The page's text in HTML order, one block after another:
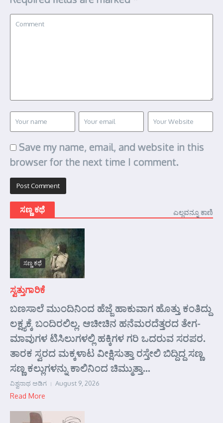
Save my name, email, and website in this
browser for the next time I comment.
ಸಣ್ಣ ಕಥೆ ಎಲ್ಲವನ್ನೂ ಕಾಣಿ
ಸಣ್ಣ ಕಥೆ
ಸ್ವತ್ತುಗಾರಿಕೆ
ಬಣಸಾಲೆ ಮುಂದಿನಿಂದ ಹೆಜ್ಜೆ ಹಾಕುವಾಗ ಹೊತ್ತು ಕಂತಿದ್ದು
ಲಕ್ಷ್ಯಕ್ಕೆ ಬಂದಿರಲಿಲ್ಲ. ಆಚೀಚಿನ ಹನೆಮರದೆತ್ತರದ ತೇಗ-
ಮಾವುಗಳ ಟಿಸಿಲುಗಳಲ್ಲಿ ಹಕ್ಕಿಗಳ ಗರಿ ಒದರುವ ಸರಪರ.
ತಾರಕ ಸ್ವರದ ಮಕ್ಕಳಾಟ ವೀಕ್ಷಿಸುತ್ತಾ ರಸ್ತೇಲಿ ಬಿದ್ದಿದ್ದ ಸಣ್ಣ
ಸಣ್ಣ ಕಲ್ಲುಗಳನ್ನು ಕಾಲಿನಿಂದ ಚಿಮ್ಮುತ್ತಾ...
ವಿಶ್ವನಾಥ ಅಡಿಗ August 9, 2026
Read More